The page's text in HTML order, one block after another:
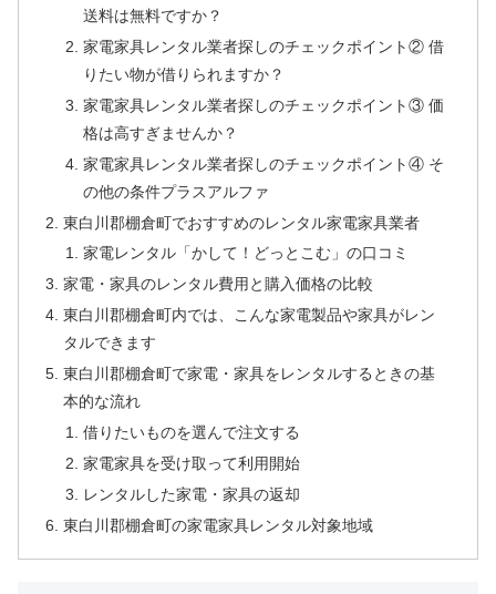
送料は無料ですか？
家電家具レンタル業者探しのチェックポイント② 借
りたい物が借りられますか？
家電家具レンタル業者探しのチェックポイント③ 価
格は高すぎませんか？
家電家具レンタル業者探しのチェックポイント④ そ
の他の条件プラスアルファ
東白川郡棚倉町でおすすめのレンタル家電家具業者
家電レンタル「かして！どっとこむ」の口コミ
家電・家具のレンタル費用と購入価格の比較
東白川郡棚倉町内では、こんな家電製品や家具がレン
タルできます
東白川郡棚倉町で家電・家具をレンタルするときの基
本的な流れ
借りたいものを選んで注文する
家電家具を受け取って利用開始
レンタルした家電・家具の返却
東白川郡棚倉町の家電家具レンタル対象地域